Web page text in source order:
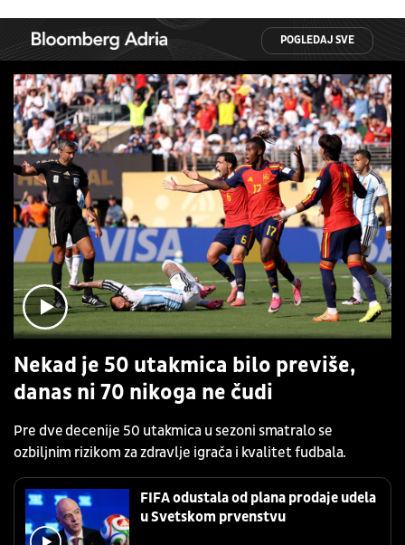
POGLEDAJ SVE
Nekad je 50 utakmica bilo previše,
danas ni 70 nikoga ne čudi
Pre dve decenije 50 utakmica u sezoni smatralo se
ozbiljnim rizikom za zdravlje igrača i kvalitet fudbala.
FIFA odustala od plana prodaje udela
u Svetskom prvenstvu